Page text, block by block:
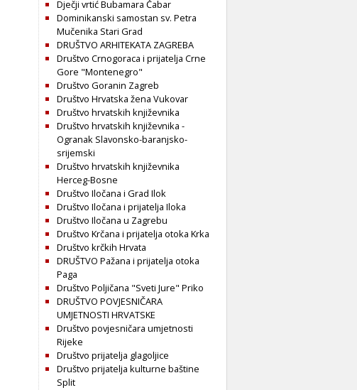
Dječji vrtić Bubamara Čabar
Dominikanski samostan sv. Petra
Mučenika Stari Grad
DRUŠTVO ARHITEKATA ZAGREBA
Društvo Crnogoraca i prijatelja Crne
Gore "Montenegro"
Društvo Goranin Zagreb
Društvo Hrvatska žena Vukovar
Društvo hrvatskih književnika
Društvo hrvatskih književnika -
Ogranak Slavonsko-baranjsko-
srijemski
Društvo hrvatskih književnika
Herceg-Bosne
Društvo Iločana i Grad Ilok
Društvo Iločana i prijatelja Iloka
Društvo Iločana u Zagrebu
Društvo Krčana i prijatelja otoka Krka
Društvo krčkih Hrvata
DRUŠTVO Pažana i prijatelja otoka
Paga
Društvo Poljičana "Sveti Jure" Priko
DRUŠTVO POVJESNIČARA
UMJETNOSTI HRVATSKE
Društvo povjesničara umjetnosti
Rijeke
Društvo prijatelja glagoljice
Društvo prijatelja kulturne baštine
Split